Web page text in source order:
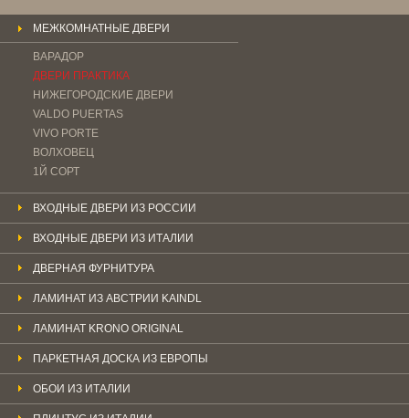
МЕЖКОМНАТНЫЕ ДВЕРИ
ВАРАДОР
ДВЕРИ ПРАКТИКА
НИЖЕГОРОДСКИЕ ДВЕРИ
VALDO PUERTAS
VIVO PORTE
ВОЛХОВЕЦ
1Й СОРТ
ВХОДНЫЕ ДВЕРИ ИЗ РОССИИ
ВХОДНЫЕ ДВЕРИ ИЗ ИТАЛИИ
ДВЕРНАЯ ФУРНИТУРА
ЛАМИНАТ ИЗ АВСТРИИ KAINDL
ЛАМИНАТ KRONO ORIGINAL
ПАРКЕТНАЯ ДОСКА ИЗ ЕВРОПЫ
ОБОИ ИЗ ИТАЛИИ